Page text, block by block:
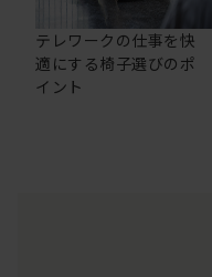
テレワークの仕事を快
適にする椅子選びのポ
イント